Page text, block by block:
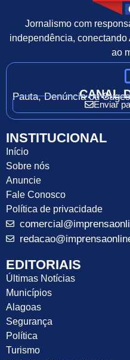
Jornalismo com
independência, conectando
ao
CANAL
Pauta, Denúncia ou
Enviar
INSTITUCIONAL
Início
Sobre nós
Anuncie
Fale Conosco
Política de privacidade
EDITORIAIS
Últimas Notícias
Municípios
Alagoas
Segurança
Política
Turismo